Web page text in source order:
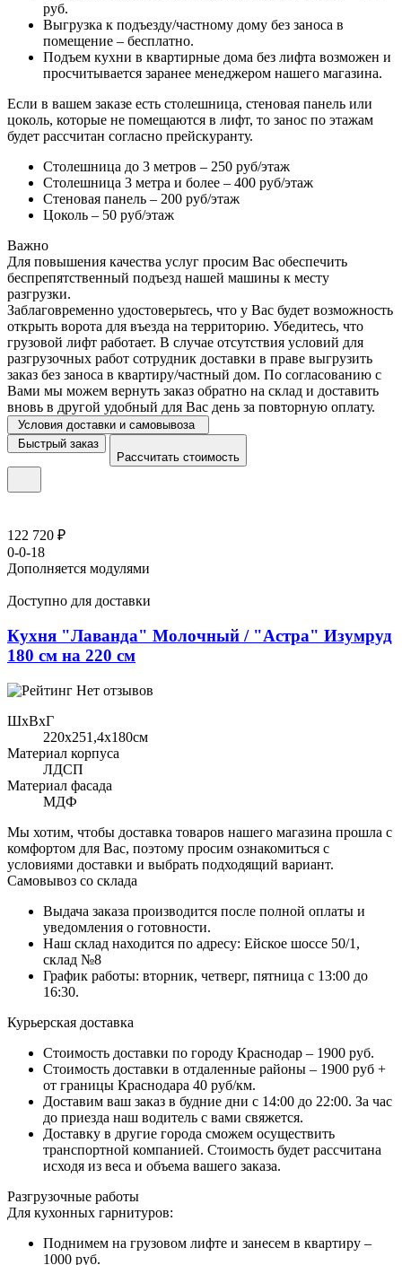
руб.
Выгрузка к подъезду/частному дому без заноса в
помещение – бесплатно.
Подъем кухни в квартирные дома без лифта возможен и
просчитывается заранее менеджером нашего магазина.
Если в вашем заказе есть столешница, стеновая панель или
цоколь, которые не помещаются в лифт, то занос по этажам
будет рассчитан согласно прейскуранту.
Столешница до 3 метров – 250 руб/этаж
Столешница 3 метра и более – 400 руб/этаж
Стеновая панель – 200 руб/этаж
Цоколь – 50 руб/этаж
Важно
Для повышения качества услуг просим Вас обеспечить
беспрепятственный подъезд нашей машины к месту
разгрузки.
Заблаговременно удостоверьтесь, что у Вас будет возможность
открыть ворота для въезда на территорию. Убедитесь, что
грузовой лифт работает. В случае отсутствия условий для
разгрузочных работ сотрудник доставки в праве выгрузить
заказ без заноса в квартиру/частный дом. По согласованию с
Вами мы можем вернуть заказ обратно на склад и доставить
вновь в другой удобный для Вас день за повторную оплату.
Условия доставки и самовывоза
Быстрый заказ
Рассчитать стоимость
122 720 ₽
0-0-18
Дополняется модулями
Доступно для доставки
Кухня "Лаванда" Молочный / "Астра" Изумруд
180 см на 220 см
Нет отзывов
ШхВхГ
220x251,4х180см
Материал корпуса
ЛДСП
Материал фасада
МДФ
Мы хотим, чтобы доставка товаров нашего магазина прошла с
комфортом для Вас, поэтому просим ознакомиться с
условиями доставки и выбрать подходящий вариант.
Самовывоз со склада
Выдача заказа производится после полной оплаты и
уведомления о готовности.
Наш склад находится по адресу: Ейское шоссе 50/1,
склад №8
График работы: вторник, четверг, пятница с 13:00 до
16:30.
Курьерская доставка
Стоимость доставки по городу Краснодар – 1900 руб.
Стоимость доставки в отдаленные районы – 1900 руб +
от границы Краснодара 40 руб/км.
Доставим ваш заказ в будние дни с 14:00 до 22:00. За час
до приезда наш водитель с вами свяжется.
Доставку в другие города сможем осуществить
транспортной компанией. Стоимость будет рассчитана
исходя из веса и объема вашего заказа.
Разгрузочные работы
Для кухонных гарнитуров:
Поднимем на грузовом лифте и занесем в квартиру –
1000 руб.